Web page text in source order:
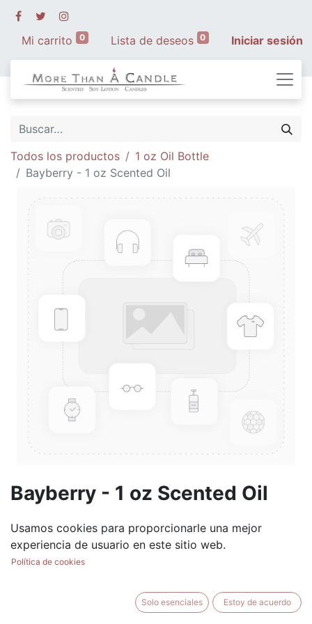
Mi carrito 0 Lista de deseos 0 Iniciar sesión
Todos los productos
1 oz Oil Bottle
Bayberry - 1 oz Scented Oil
Bayberry - 1 oz Scented Oil
$5.99
AÑADIR AL CARRITO BUY NOW
Usamos cookies para proporcionarle una mejor
experiencia de usuario en este sitio web.
Política de cookies
Solo esenciales Estoy de acuerdo